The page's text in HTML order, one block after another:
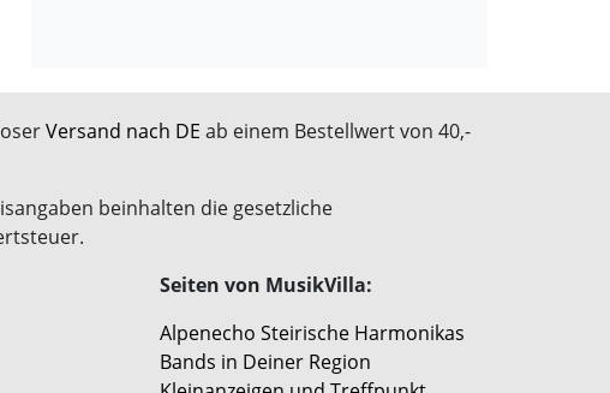
Versand nach DE ab einem Bestellwert von 40,-
beinhalten die gesetzliche
Seiten von MusikVilla:
Alpenecho Steirische Harmonikas
Bands in Deiner Region